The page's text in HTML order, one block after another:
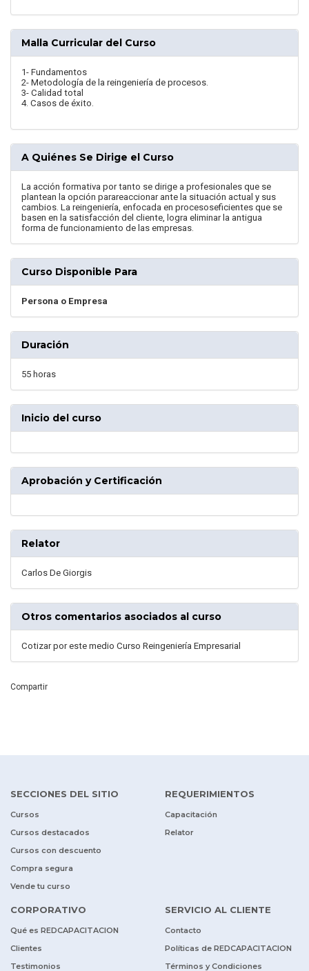
Malla Curricular del Curso
1- Fundamentos
2- Metodología de la reingeniería de procesos.
3- Calidad total
4. Casos de éxito.
A Quiénes Se Dirige el Curso
La acción formativa por tanto se dirige a profesionales que se
plantean la opción parareaccionar ante la situación actual y sus
cambios. La reingeniería, enfocada en procesoseficientes que se
basen en la satisfacción del cliente, logra eliminar la antigua
forma de funcionamiento de las empresas.
Curso Disponible Para
Persona o Empresa
Duración
55 horas
Inicio del curso
Aprobación y Certificación
Relator
Carlos De Giorgis
Otros comentarios asociados al curso
Cotizar por este medio Curso Reingeniería Empresarial
Compartir
SECCIONES DEL SITIO
Cursos
Cursos destacados
Cursos con descuento
Compra segura
Vende tu curso
REQUERIMIENTOS
Capacitación
Relator
CORPORATIVO
Qué es REDCAPACITACION
Clientes
Testimonios
SERVICIO AL CLIENTE
Contacto
Políticas de REDCAPACITACION
Términos y Condiciones